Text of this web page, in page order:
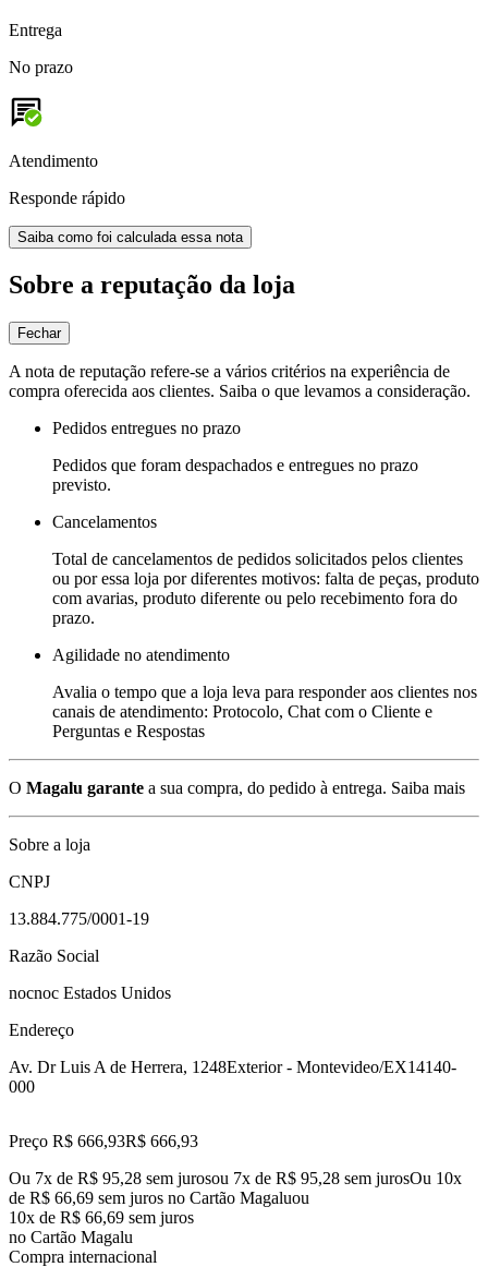
Entrega
No prazo
Atendimento
Responde rápido
Saiba como foi calculada essa nota
Sobre a reputação da loja
Fechar
A nota de reputação refere-se a vários critérios na experiência de
compra oferecida aos clientes. Saiba o que levamos a consideração.
Pedidos entregues no prazo
Pedidos que foram despachados e entregues no prazo
previsto.
Cancelamentos
Total de cancelamentos de pedidos solicitados pelos clientes
ou por essa loja por diferentes motivos: falta de peças, produto
com avarias, produto diferente ou pelo recebimento fora do
prazo.
Agilidade no atendimento
Avalia o tempo que a loja leva para responder aos clientes nos
canais de atendimento: Protocolo, Chat com o Cliente e
Perguntas e Respostas
O Magalu garante a sua compra, do pedido à entrega. Saiba mais
Sobre a loja
CNPJ
13.884.775/0001-19
Razão Social
nocnoc Estados Unidos
Endereço
Av. Dr Luis A de Herrera, 1248Exterior - Montevideo/EX14140-
000
Preço R$ 666,93R$ 666,93
Ou 7x de R$ 95,28 sem jurosou 7x de R$ 95,28 sem jurosOu 10x
de R$ 66,69 sem juros no Cartão Magaluou
10x de R$ 66,69 sem juros
no Cartão Magalu
Compra internacional